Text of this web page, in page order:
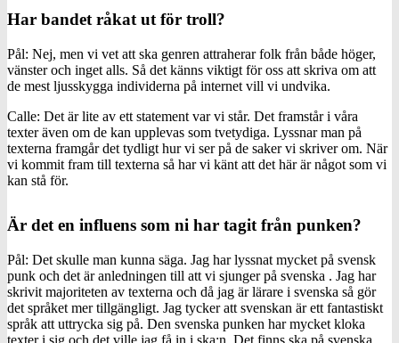
Har bandet råkat ut för troll?
Pål: Nej, men vi vet att ska genren attraherar folk från både höger,
vänster och inget alls. Så det känns viktigt för oss att skriva om att
de mest ljusskygga individerna på internet vill vi undvika.
Calle: Det är lite av ett statement var vi står. Det framstår i våra
texter även om de kan upplevas som tvetydiga. Lyssnar man på
texterna framgår det tydligt hur vi ser på de saker vi skriver om. När
vi kommit fram till texterna så har vi känt att det här är något som vi
kan stå för.
Är det en influens som ni har tagit från punken?
Pål: Det skulle man kunna säga. Jag har lyssnat mycket på svensk
punk och det är anledningen till att vi sjunger på svenska . Jag har
skrivit majoriteten av texterna och då jag är lärare i svenska så gör
det språket mer tillgängligt. Jag tycker att svenskan är ett fantastiskt
språk att uttrycka sig på. Den svenska punken har mycket kloka
texter i sig och det ville jag få in i ska:n. Det finns ska på svenska,